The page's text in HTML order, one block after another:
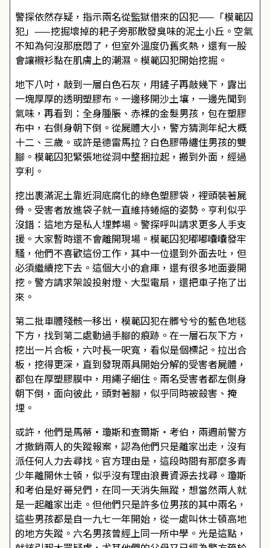
警探依然存疑，指示兩名從監獄借來的囚犯——「模範囚
犯」——挖掘壞掉的耙子旁那散發臭味的泥土小丘。空氣
不知為何沒那麽悶了，但室外溫度仍舊炙熱，還有一股
會讓襯衫黏在肌膚上的潮濕。模範囚犯開始挖掘。
地下八吋，敲到一層白色石灰，用鏟子再敲幾下，露出
一塊厚厚的透明塑膠布。一邊移開沙土壤，一邊先聞到
氣味，再看到：全身腫脹、赤裸的金髮男孩，包在塑膠
布中，右側身朝下倒。從屍體大小，警方猜測年紀大概
十二、三歲。或許是德雷馬拉？白色膠帶纏住男孩的雙
腳。模範囚犯緊張地從洞中整捆拉起，搬到外面，經過
亨利。
挖出裹滿泥土靠近洞底腐化的綠色塑膠袋，裡頭裝著屍
骨。受害者放進袋子就一直維持蜷縮的姿勢。亨利似乎
沒錯：這地方是私人埋葬場。警探呼叫請求更多人手支
援。大家暫時還不會離開現場。模範囚犯嘟嘟囔囔發牢
騷，他們不喜歡這份工作，其中一位還到外面去吐，但
必須繼續挖下去。這個大小的倉庫，還有很多地面要開
挖。警方請求架設投射燈、大型電扇，還把車子拖了出
來。
第二批車體殘骸一移出，模範囚犯在髒兮兮的藍色地毯
下方，找到第二處動過手腳的痕跡。在一層石灰下方，
挖出一片合板，六吋長一呎寬，看似是個標記。拉出合
板，挖得更深，直到發現兩具開始分解的受害者屍體，
都包在厚塑膠膜中，用繩子綑住。兩名受害者都左側身
朝下倒，面向彼此，頭對著腳，似乎同時被殺害、掩
埋。
或許，他們是馬蒂・瓊斯和查爾斯・考伯，兩週前警方
才撤銷兩人的失蹤報案，認為他們只是離家出走，沒有
派任何人力去尋找。官方理由是，這段時間有那麼多青
少年離開休士頓，似乎沒有理由浪費資源去找尋。瓊斯
和考伯是好哥兒們，在同一天消失無蹤，想當然兩人就
是一起離家出走。但他們只是許多位男孩的其中兩名，
這些男孩都是自一九七一年開始，從一處叫休士頓高地
的地方失蹤。六名男孩曾經上同一所中學。光是這點，